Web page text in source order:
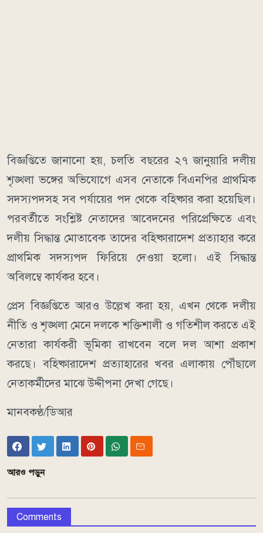
বিজ্ঞপ্তিতে জানানো হয়, চলতি বছরের ২৭ জানুয়ারি দলীয়
শৃঙ্খলা ভঙ্গের অভিযোগে এসব নেতাকে বিএনপির প্রাথমিক
সদস্যপদসহ সব পর্যায়ের পদ থেকে বহিষ্কার করা হয়েছিল।
পরবর্তীতে সংশ্লিষ্ট নেতাদের আবেদনের পরিপ্রেক্ষিতে এবং
দলীয় সিদ্ধান্ত মোতাবেক তাদের বহিষ্কারাদেশ প্রত্যাহার করে
প্রাথমিক সদস্যপদ ফিরিয়ে দেওয়া হলো। এই সিদ্ধান্ত
অবিলম্বে কার্যকর হবে।
প্রেস বিজ্ঞপ্তিতে আরও উল্লেখ করা হয়, এখন থেকে দলীয়
নীতি ও শৃঙ্খলা মেনে দলকে শক্তিশালী ও গতিশীল করতে এই
নেতারা কার্যকরী ভূমিকা রাখবেন বলে দল আশা প্রকাশ
করছে। বহিষ্কারাদেশ প্রত্যাহারের খবর এলাকায় পৌঁছালে
নেতাকর্মীদের মাঝে উদ্দীপনা দেখা গেছে।
মানবকণ্ঠ/ডিআর
আরও পড়ুন
Comments